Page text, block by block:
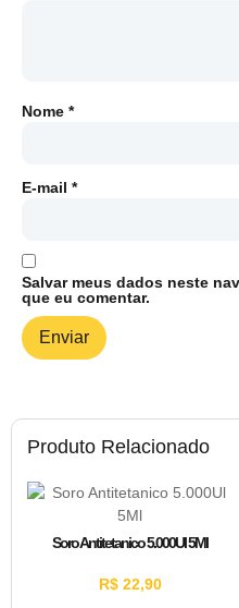
Produto Relacionado
Soro Antitetanico 5.000Ul 5Ml
R$22,90
Nome *
E-mail *
Salvar meus dados neste
que eu comentar.